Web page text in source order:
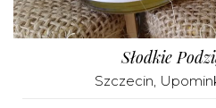
Słodkie
Szczecin,